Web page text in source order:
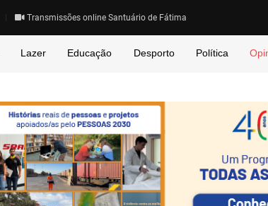
Transmissões online Santuário de Fátima
Lazer Educação Desporto Política